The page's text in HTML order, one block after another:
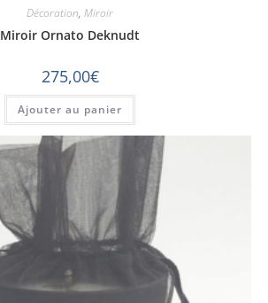
Décoration, Miroir
Miroir Ornato Deknudt
275,00€
Ajouter au panier